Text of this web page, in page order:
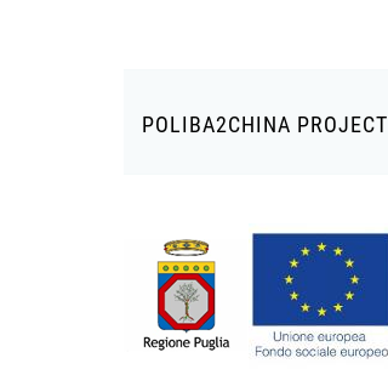
POLIBA2CHINA PROJECT